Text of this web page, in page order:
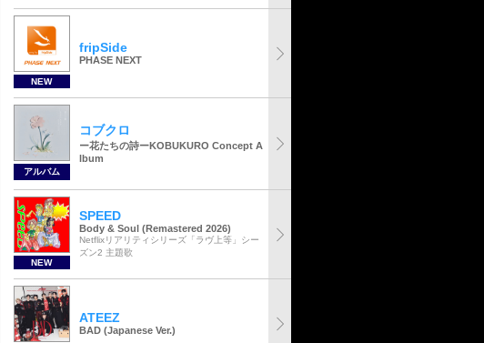
NEW
fripSide
PHASE NEXT
アルバム
コブクロ
ー花たちの詩ーKOBUKURO Concept A
lbum
NEW
SPEED
Body & Soul (Remastered 2026)
Netflixリアリティシリーズ「ラヴ上等」シー
ズン2 主題歌
ATEEZ
BAD (Japanese Ver.)